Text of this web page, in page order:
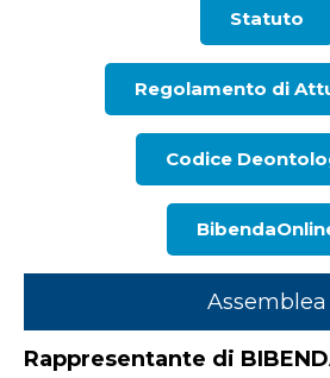
Statuto
Regolamento di
Codice
Assemblea
Rappresentante di